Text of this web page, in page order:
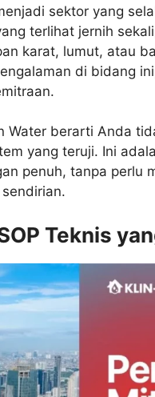
sektor yang
terlihat jernih
karat, lumut, atau
di bidang
Water berarti Anda
yang teruji. Ini
penuh, tanpa perlu
Teknis